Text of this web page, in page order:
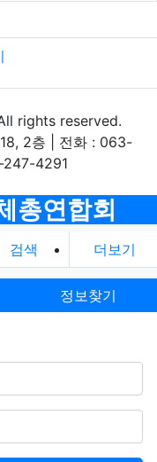
rights reserved.
2층 | 전화 : 063-
4291
총연합회
검색 더보기
정보찾기